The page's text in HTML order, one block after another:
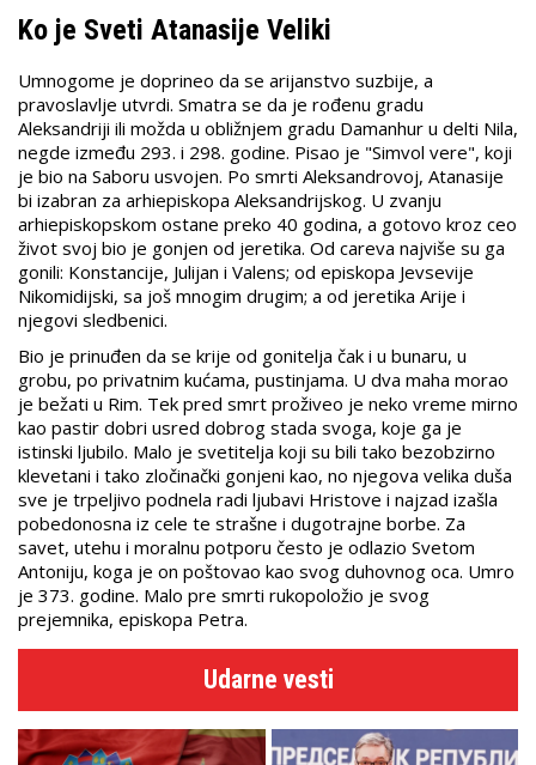
Ko je Sveti Atanasije Veliki
Umnogome je doprineo da se arijanstvo suzbije, a
pravoslavlje utvrdi. Smatra se da je rođenu gradu
Aleksandriji ili možda u obližnjem gradu Damanhur u delti Nila,
negde između 293. i 298. godine. Pisao je "Simvol vere", koji
je bio na Saboru usvojen. Po smrti Aleksandrovoj, Atanasije
bi izabran za arhiepiskopa Aleksandrijskog. U zvanju
arhiepiskopskom ostane preko 40 godina, a gotovo kroz ceo
život svoj bio je gonjen od jeretika. Od careva najviše su ga
gonili: Konstancije, Julijan i Valens; od episkopa Jevsevije
Nikomidijski, sa još mnogim drugim; a od jeretika Arije i
njegovi sledbenici.
Bio je prinuđen da se krije od gonitelja čak i u bunaru, u
grobu, po privatnim kućama, pustinjama. U dva maha morao
je bežati u Rim. Tek pred smrt proživeo je neko vreme mirno
kao pastir dobri usred dobrog stada svoga, koje ga je
istinski ljubilo. Malo je svetitelja koji su bili tako bezobzirno
klevetani i tako zločinački gonjeni kao, no njegova velika duša
sve je trpeljivo podnela radi ljubavi Hristove i najzad izašla
pobedonosna iz cele te strašne i dugotrajne borbe. Za
savet, utehu i moralnu potporu često je odlazio Svetom
Antoniju, koga je on poštovao kao svog duhovnog oca. Umro
je 373. godine. Malo pre smrti rukopoložio je svog
prejemnika, episkopa Petra.
Udarne vesti